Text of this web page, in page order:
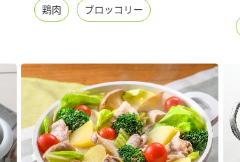
鶏肉 ブロッコリー